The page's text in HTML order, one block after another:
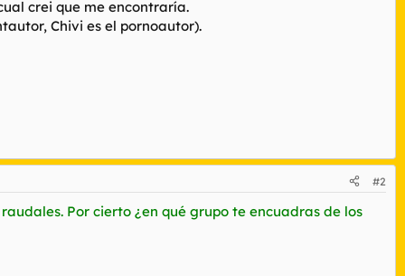
crei que me encontraría.
Chivi es el pornoautor).
#2
Por cierto ¿en qué grupo te encuadras de los